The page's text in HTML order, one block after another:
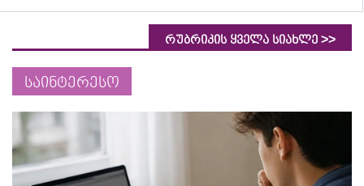
რუბრიკის ყველა სიახლე >>
საინტერესო